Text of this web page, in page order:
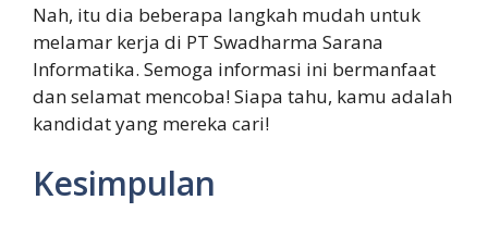
Nah, itu dia beberapa langkah mudah untuk
melamar kerja di PT Swadharma Sarana
Informatika. Semoga informasi ini bermanfaat
dan selamat mencoba! Siapa tahu, kamu adalah
kandidat yang mereka cari!
Kesimpulan